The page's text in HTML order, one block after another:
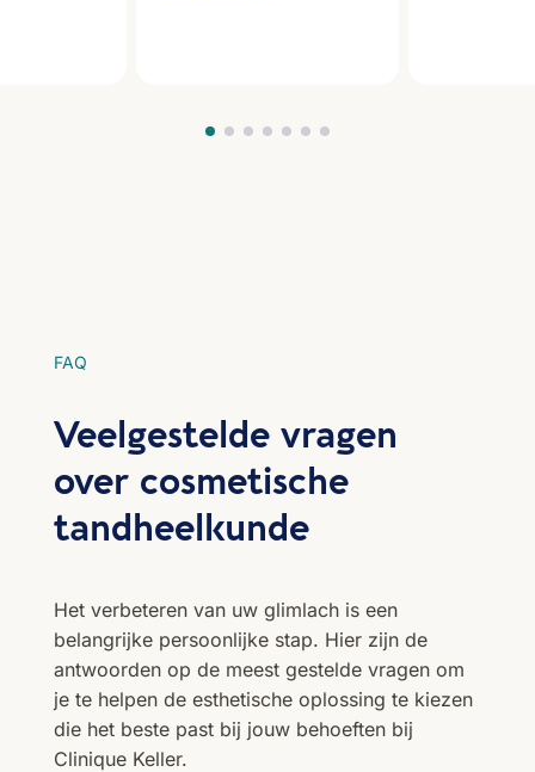
FAQ
Veelgestelde vragen
over cosmetische
tandheelkunde
Het verbeteren van uw glimlach is een
belangrijke persoonlijke stap. Hier zijn de
antwoorden op de meest gestelde vragen om
je te helpen de esthetische oplossing te kiezen
die het beste past bij jouw behoeften bij
Clinique Keller.